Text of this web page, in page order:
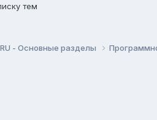
тем
- Основные разделы